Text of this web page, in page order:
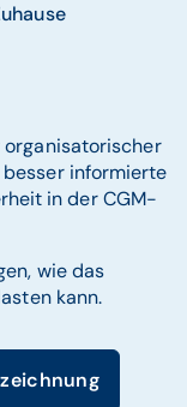
organisatorischer
informierte
in der CGM-
wie das
kann.